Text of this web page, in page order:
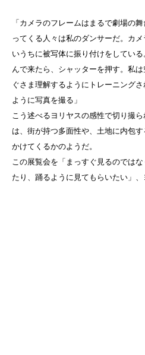
「カメラのフレームはまるで劇場の
ってくる人々は私のダンサーだ。カ
いうちに被写体に振り付けをしてい
んで来たら、シャッターを押す。私
ぐさま理解するようにトレーニング
ように写真を撮る」
こう述べるヨリヤスの感性で切り撮
は、街が持つ多面性や、土地に内包
かけてくるかのようだ。
この展覧会を「まっすぐ見るのでは
たり、踊るように見てもらいたい」、